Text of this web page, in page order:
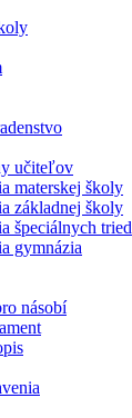
učiteľov
materskej školy
základnej školy
špeciálnych tried
gymnázia
násobí